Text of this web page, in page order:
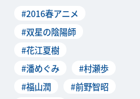
げられる手に汗握る陰陽
#2016春アニメ
#双星の陰陽師
#花江夏樹
#潘めぐみ
#村瀬歩
#福山潤
#前野智昭